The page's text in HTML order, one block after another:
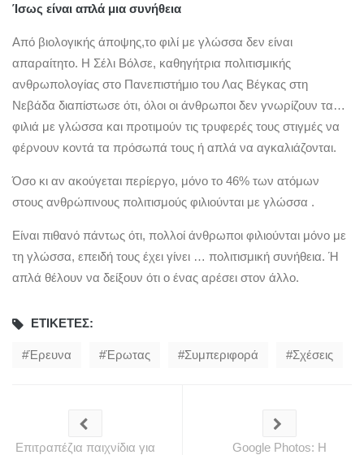
Ίσως είναι απλά μια συνήθεια
Από βιολογικής άποψης,το φιλί με γλώσσα δεν είναι
απαραίτητο. Η Σέλι Βόλσε, καθηγήτρια πολιτισμικής
ανθρωπολογίας στο Πανεπιστήμιο του Λας Βέγκας στη
Νεβάδα διαπίστωσε ότι, όλοι οι άνθρωποι δεν γνωρίζουν τα…
φιλιά με γλώσσα και προτιμούν τις τρυφερές τους στιγμές να
φέρνουν κοντά τα πρόσωπά τους ή απλά να αγκαλιάζονται.
Όσο κι αν ακούγεται περίεργο, μόνο το 46% των ατόμων
στους ανθρώπινους πολιτισμούς φιλιούνται με γλώσσα .
Είναι πιθανό πάντως ότι, πολλοί άνθρωποι φιλιούνται μόνο με
τη γλώσσα, επειδή τους έχει γίνει … πολιτισμική συνήθεια. Ή
απλά θέλουν να δείξουν ότι ο ένας αρέσει στον άλλο.
ΕΤΙΚΈΤΕΣ:
Έρευνα Έρωτας Συμπεριφορά Σχέσεις
Επιτραπέζια παιχνίδια για
Google Photos: Η